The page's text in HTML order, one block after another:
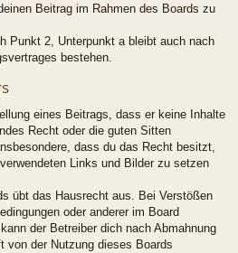
Beitrag im Rahmen des Boards zu
Punkt 2, Unterpunkt a bleibt auch nach
bestehen.
eines Beitrags, dass er keine Inhalte
Recht oder die guten Sitten
dass du das Recht besitzt,
Links und Bilder zu setzen
übt das Hausrecht aus. Bei Verstößen
oder anderer im Board
der Betreiber dich nach Abmahnung
von der Nutzung dieses Boards